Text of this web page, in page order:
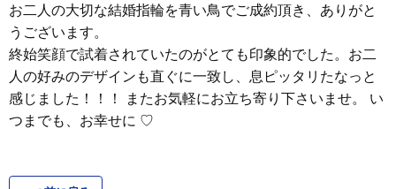
お二人の大切な結婚指輪を青い鳥でご成約頂き、ありがと
うございます。
終始笑顔で試着されていたのがとても印象的でした。お二
人の好みのデザインも直ぐに一致し、息ピッタリたなっと
感じました！！！ またお気軽にお立ち寄り下さいませ。 い
つまでも、お幸せに ♡